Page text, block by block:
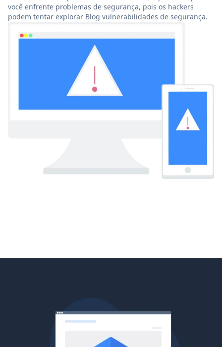
você enfrente problemas de segurança, pois os hackers
podem tentar explorar Blog vulnerabilidades de segurança.